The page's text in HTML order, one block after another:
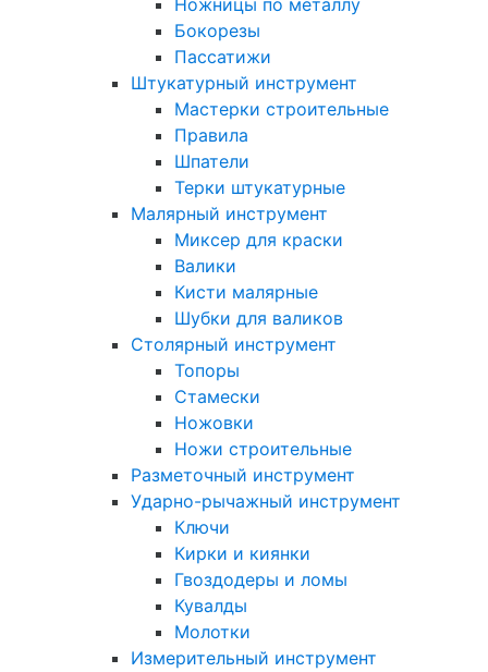
Ножницы по металлу
Бокорезы
Пассатижи
Штукатурный инструмент
Мастерки строительные
Правила
Шпатели
Терки штукатурные
Малярный инструмент
Миксер для краски
Валики
Кисти малярные
Шубки для валиков
Столярный инструмент
Топоры
Стамески
Ножовки
Ножи строительные
Разметочный инструмент
Ударно-рычажный инструмент
Ключи
Кирки и киянки
Гвоздодеры и ломы
Кувалды
Молотки
Измерительный инструмент